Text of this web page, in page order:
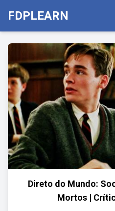
FDPLEARN
Direto do Mundo:
Mortos |